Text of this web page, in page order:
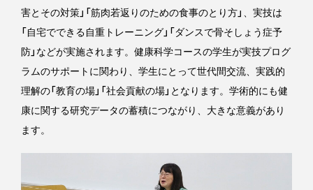
害とその対策」「筋肉若返りのための食事のとり方」、実技は
「自宅でできる自重トレーニング」「ダンスで骨そしょう症予
防」などが実施されます。健康科学コースの学生が実技プログ
ラムのサポートに関わり、学生にとって世代間交流、実践的
理解の「教育の場」「社会貢献の場」となります。学術的にも健
康に関する研究データの蓄積につながり、大きな意義があり
ます。